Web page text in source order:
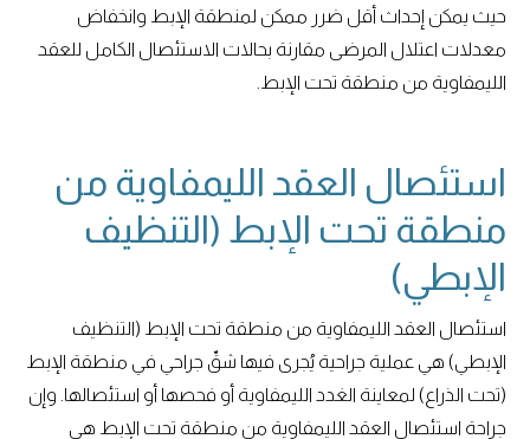
حيث يمكن إحداث أقل ضرر ممكن لمنطقة الإبط وانخفاض
معدلات اعتلال المرضى مقارنة بحالات الاستئصال الكامل للعقد
الليمفاوية من منطقة تحت الإبط.
استئصال العقد الليمفاوية من
منطقة تحت الإبط (التنظيف
الإبطي)
استئصال العقد الليمفاوية من منطقة تحت الإبط (التنظيف
الإبطي) هي عملية جراحية يُجرى فيها شقّ جراحي في منطقة الإبط
(تحت الذراع) لمعاينة الغدد الليمفاوية أو فحصها أو استئصالها. وإن
جراحة استئصال العقد الليمفاوية من منطقة تحت الإبط هي